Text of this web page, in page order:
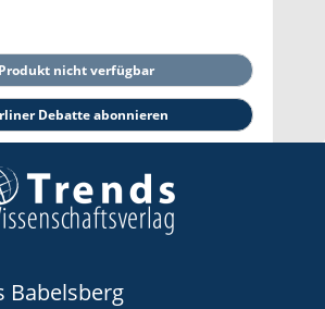
Debatte abonnieren
Babelsberg